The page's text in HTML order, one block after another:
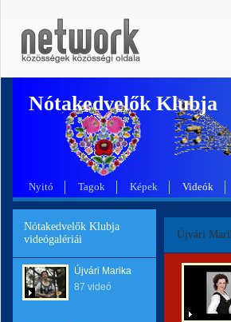
Nótakedvelők Klubja
Nyitó Tagok Képek Videók
Nótakedvelők Klubja
videógalériái
Újvári Marika
87 videó
Újvári